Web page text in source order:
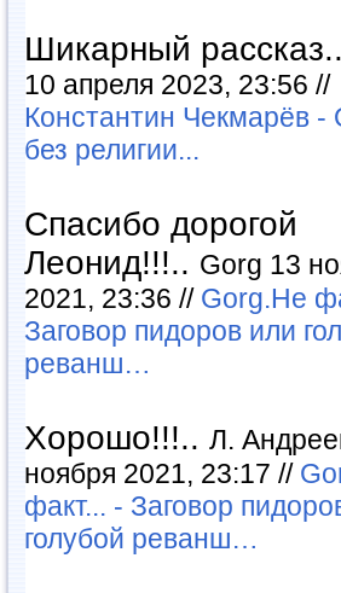
Шикарный
10 апреля 2023, 23:56 //
Константин Чекмарёв
без религии...
Спасибо дорогой
Леонид!!!.. Gorg 13
2021, 23:36 // Gorg.Не
Заговор пидоров или
реванш…
Хорошо!!!.. Л.
ноября 2021, 23:17 //
факт... - Заговор
голубой реванш…